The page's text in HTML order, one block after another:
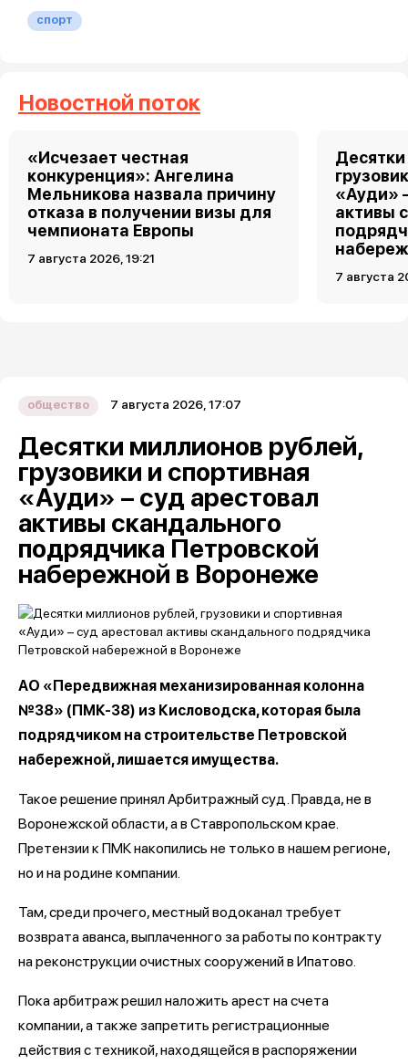
спорт
Новостной поток
«Исчезает честная
конкуренция»: Ангелина
Мельникова назвала причину
отказа в получении визы для
чемпионата Европы
7 августа 2026, 19:21
«Ауди»
активы
7 августа
общество 7 августа 2026, 17:07
Десятки миллионов рублей,
грузовики и спортивная
«Ауди» – суд арестовал
активы скандального
подрядчика Петровской
набережной в Воронеже
АО «Передвижная механизированная колонна
№38» (ПМК-38) из Кисловодска, которая была
подрядчиком на строительстве Петровской
набережной, лишается имущества.
Такое решение принял Арбитражный суд. Правда, не в
Воронежской области, а в Ставропольском крае.
Претензии к ПМК накопились не только в нашем регионе,
но и на родине компании.
Там, среди прочего, местный водоканал требует
возврата аванса, выплаченного за работы по контракту
на реконструкции очистных сооружений в Ипатово.
Пока арбитраж решил наложить арест на счета
компании, а также запретить регистрационные
действия с техникой, находящейся в распоряжении